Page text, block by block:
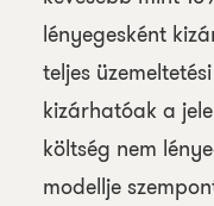
lényegesként
teljes
kizárhatóak a
költség nem
modellje